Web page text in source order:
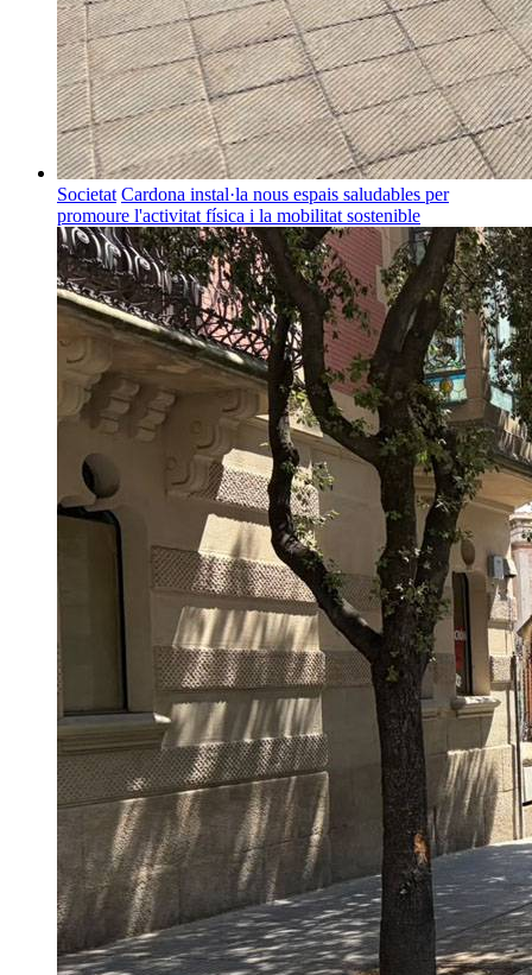
Societat Cardona instal·la nous espais saludables per
promoure l'activitat física i la mobilitat sostenible